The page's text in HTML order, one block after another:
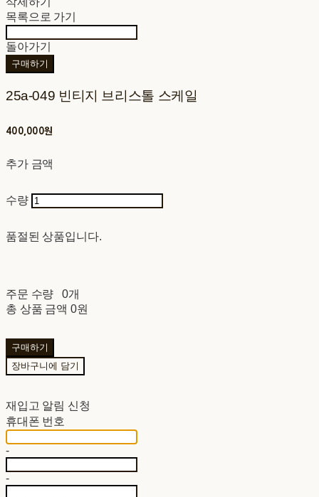
목록으로 가기
돌아가기
구매하기
25a-049 빈티지 브리스톨 스케일
400,000원
추가 금액
수량
품절된 상품입니다.
주문 수량
0개
총 상품 금액 0원
구매하기
장바구니에 담기
재입고 알림 신청
휴대폰 번호
-
-